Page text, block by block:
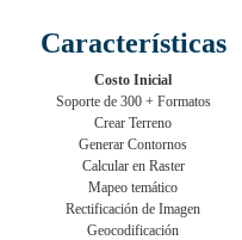
Características
Costo Inicial
Soporte de 300 + Formatos
Crear Terreno
Generar Contornos
Calcular en Raster
Mapeo temático
Rectificación de Imagen
Geocodificación